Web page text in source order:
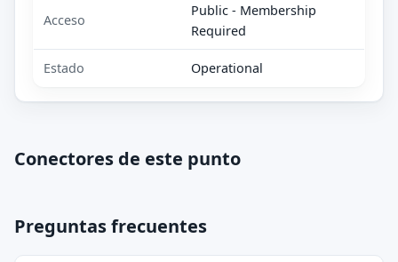
Acceso
Public - Membership
Required
Estado Operational
Conectores de este punto
Preguntas frecuentes